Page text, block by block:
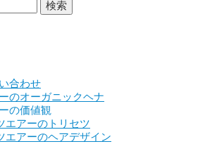
検索
合わせ
のオーガニックヘナ
の価値観
エアーのトリセツ
エアーのヘアデザイン